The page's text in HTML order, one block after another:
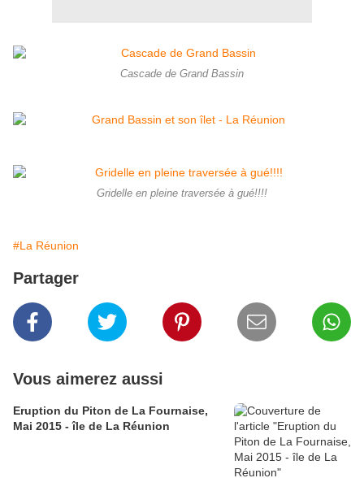
Cascade de Grand Bassin
Gridelle en pleine traversée à gué!!!!
#La Réunion
Partager
Vous aimerez aussi
Eruption du Piton de La Fournaise,
Mai 2015 - île de La Réunion